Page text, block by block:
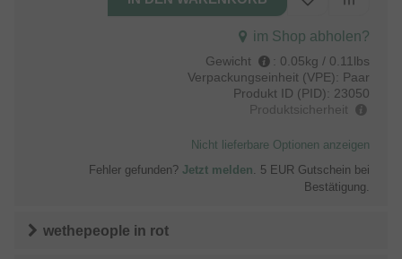
im Shop abholen?
Gewicht : 0.05kg / 0.11lbs
Verpackungseinheit (VPE): Paar
Produkt ID (PID): 23050
Produktsicherheit
Nicht lieferbare Optionen anzeigen
Fehler gefunden? Jetzt melden. 5 EUR Gutschein bei
Bestätigung.
wethepeople in rot